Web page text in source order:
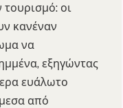
οι
κανέναν
να
εξηγώντας
ευάλωτο
από